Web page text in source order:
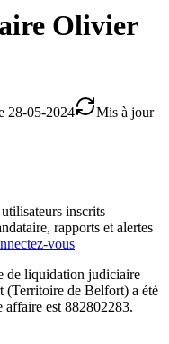
Olivier
28-05-2024
Mis à jour
inscrits
rapports et alertes
vous
de liquidation judiciaire
(Territoire de Belfort) a été
affaire est 882802283.